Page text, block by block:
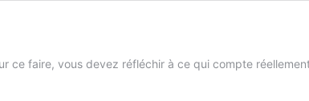
ce faire, vous devez réfléchir à ce qui compte